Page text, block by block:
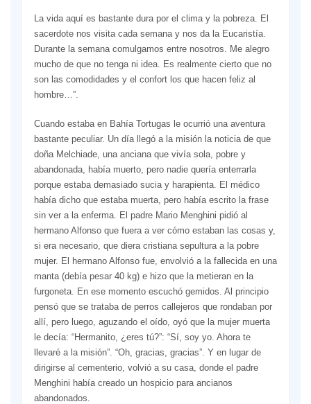
La vida aquí es bastante dura por el clima y la pobreza. El
sacerdote nos visita cada semana y nos da la Eucaristía.
Durante la semana comulgamos entre nosotros. Me alegro
mucho de que no tenga ni idea. Es realmente cierto que no
son las comodidades y el confort los que hacen feliz al
hombre…”.
Cuando estaba en Bahía Tortugas le ocurrió una aventura
bastante peculiar. Un día llegó a la misión la noticia de que
doña Melchiade, una anciana que vivía sola, pobre y
abandonada, había muerto, pero nadie quería enterrarla
porque estaba demasiado sucia y harapienta. El médico
había dicho que estaba muerta, pero había escrito la frase
sin ver a la enferma. El padre Mario Menghini pidió al
hermano Alfonso que fuera a ver cómo estaban las cosas y,
si era necesario, que diera cristiana sepultura a la pobre
mujer. El hermano Alfonso fue, envolvió a la fallecida en una
manta (debía pesar 40 kg) e hizo que la metieran en la
furgoneta. En ese momento escuchó gemidos. Al principio
pensó que se trataba de perros callejeros que rondaban por
allí, pero luego, aguzando el oído, oyó que la mujer muerta
le decía: “Hermanito, ¿eres tú?”: “Sí, soy yo. Ahora te
llevaré a la misión”. “Oh, gracias, gracias”. Y en lugar de
dirigirse al cementerio, volvió a su casa, donde el padre
Menghini había creado un hospicio para ancianos
abandonados.